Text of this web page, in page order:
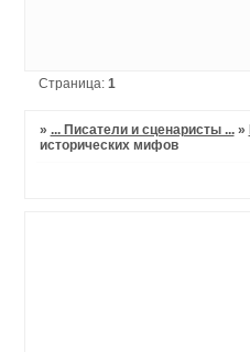
Страница: 1
» ... Писатели и сценаристы ... »
исторических мифов